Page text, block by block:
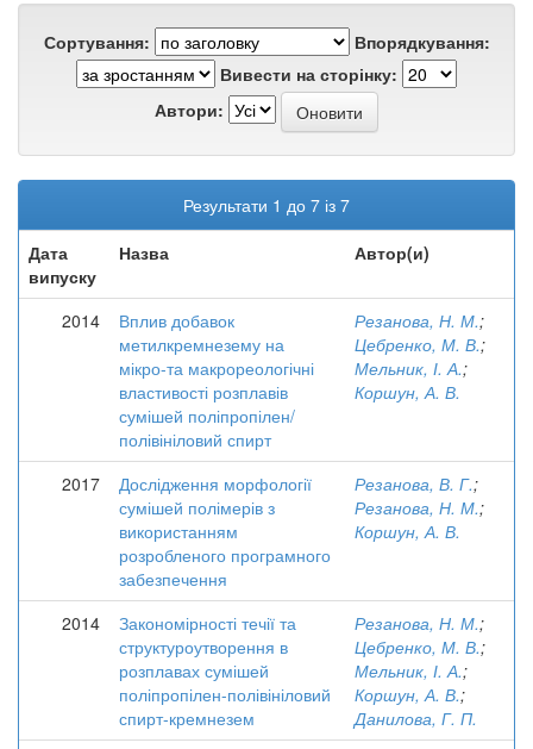
Сортування:
Впорядкування:
Вивести на сторінку:
Автори:
Результати 1 до 7 із 7
Дата
випуску
Назва Автор(и)
2014
Вплив добавок
метилкремнезему на
мікро-та макрореологічні
властивості розплавів
сумішей поліпропілен/
полівініловий спирт
Резанова, Н. М.;
Цебренко, М. В.;
Мельник, І. А.;
Коршун, А. В.
2017
Дослідження морфології
сумішей полімерів з
використанням
розробленого програмного
забезпечення
Резанова, В. Г.;
Резанова, Н. М.;
Коршун, А. В.
2014
Закономірності течії та
структуроутворення в
розплавах сумішей
поліпропілен-полівініловий
спирт-кремнезем
Резанова, Н. М.;
Цебренко, М. В.;
Мельник, І. А.;
Коршун, А. В.;
Данилова, Г. П.